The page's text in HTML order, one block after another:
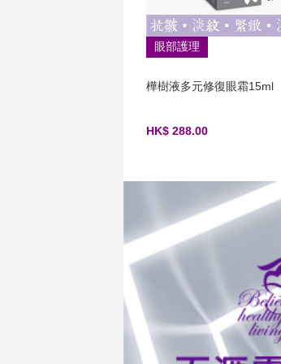
眼部護理
樺樹液多元修復眼霜15ml
HK$ 288.00